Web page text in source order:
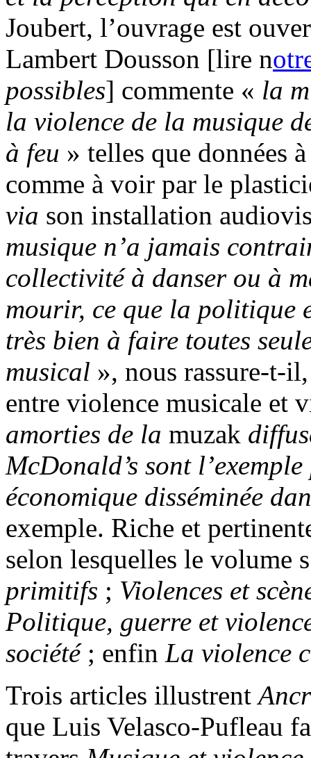
Joubert, l’ouvrage est
Lambert Dousson [lire n
possibles] commente « la
la violence de la musique
à feu » telles que données
comme à voir par le
via son installation
musique n’a jamais
collectivité à danser ou à
mourir, ce que la politique
très bien à faire toutes
musical », nous rassure-t-
entre violence musicale et
amorties de la muzak
McDonald’s sont
économique disséminée
exemple. Riche et
selon lesquelles le volume
primitifs ; Violences et
Politique, guerre et
société; enfin La violence
Trois articles illustrent
que Luis Velasco-Pufleau